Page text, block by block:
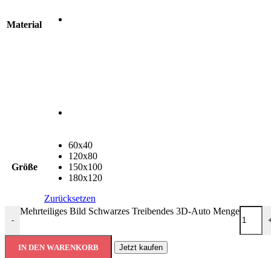
Material
Größe
60x40
120x80
150x100
180x120
Zurücksetzen
-
Mehrteiliges Bild Schwarzes Treibendes 3D-Auto Menge
IN DEN WARENKORB Jetzt kaufen